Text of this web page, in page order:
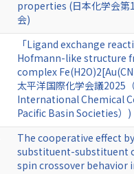
properties (日本化学会第
会)
「Ligand exchange
Hofmann-like structure
complex
太平洋国際化学会議2025
International Chemical
Pacific Basin Societies）)
The cooperative effect by
substituent-substituent
spin crossover behavior